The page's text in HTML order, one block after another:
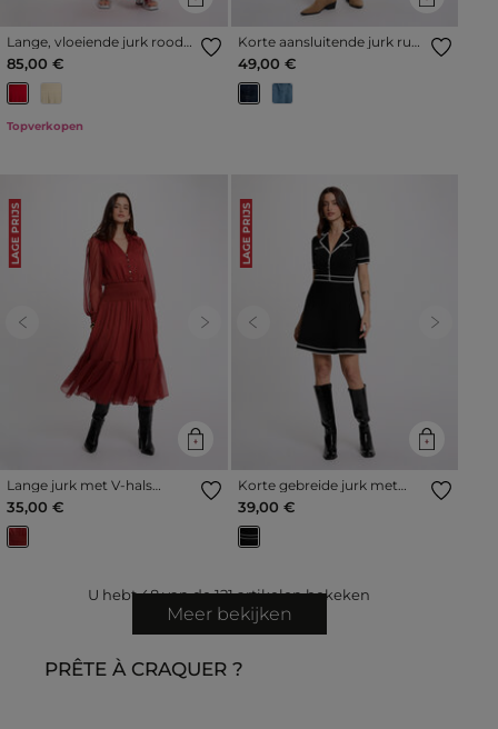
Lange, vloeiende jurk rood
vrouw
85,00 €
Topverkopen
Korte aansluitende jurk ruw
denim vrouw
49,00 €
LAGE PRIJS
Previous Next
Lange jurk met V-hals
donker oranje vrouw
35,00 €
LAGE PRIJS
Previous Next
Korte gebreide jurk met
reverskraag zwart vrouw
39,00 €
U hebt48van de121artikelen bekeken
Meer bekijken
PRÊTE À CRAQUER ?